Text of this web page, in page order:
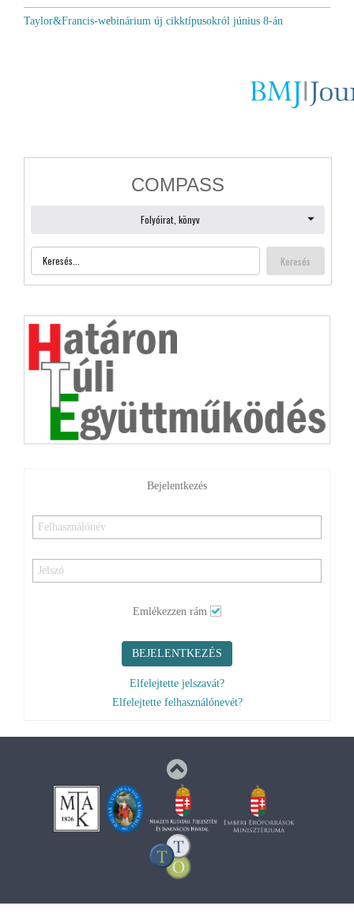
Taylor&Francis-webinárium új cikktípusokról június 8-án
Bejelentkezés
Emlékezzen rám
BEJELENTKEZÉS
Elfelejtette jelszavát?
Elfelejtette felhasználónevét?